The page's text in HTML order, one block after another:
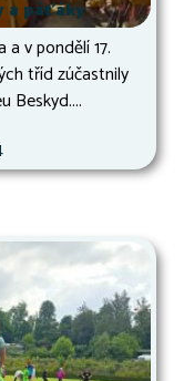
a páťáky
a v pondělí 17.
tříd zúčastnily
Beskyd....